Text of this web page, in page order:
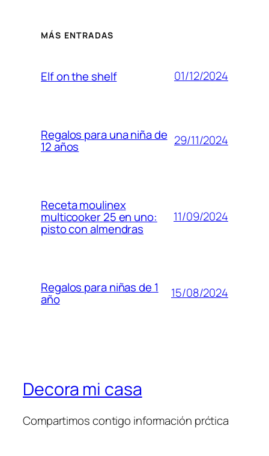
MÁS ENTRADAS
Elf on the shelf 01/12/2024
Regalos para una niña de
12 años 29/11/2024
Receta moulinex
multicooker 25 en uno:
pisto con almendras
11/09/2024
Regalos para niñas de 1
año 15/08/2024
Decora mi casa
Compartimos contigo información prćtica